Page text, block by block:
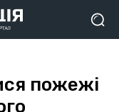
пожежі